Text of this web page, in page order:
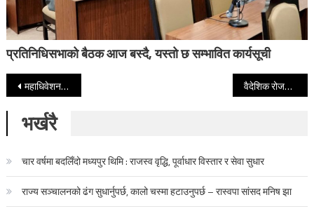
प्रतिनिधिसभाको बैठक आज बस्दै, यस्तो छ सम्भावित कार्यसूची
Post navigation
महाधिवेशनको पूर्वसन्ध्यामा चितवनमा रास्वपाको केन्द्रीय समिति बैठक बस्दै वैदेशिक रोजगारीमा रहेका श्रमिकको अवस्था अनुगमन गर्न म्यानपावरहरूलाई विभागको निर्देशन
भर्खरै
चार वर्षमा बदलिँदो मध्यपुर थिमि : राजस्व वृद्धि, पूर्वाधार विस्तार र सेवा सुधार
राज्य सञ्चालनको ढंग सुधार्नुपर्छ, कालो चस्मा हटाउनुपर्छ – रास्वपा सांसद मनिष झा